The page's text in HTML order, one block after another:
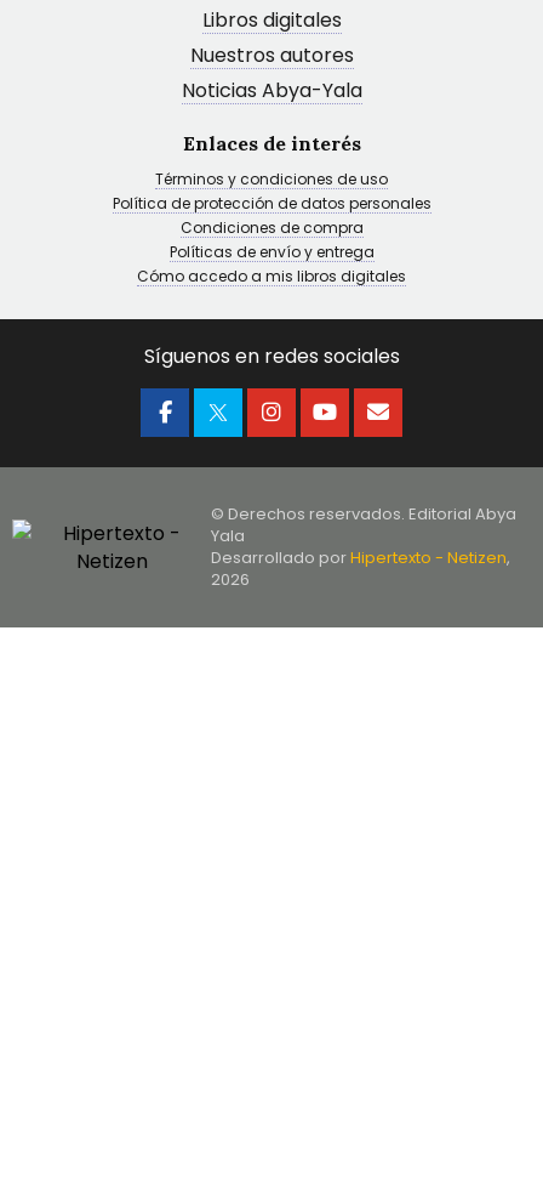
Libros digitales
Nuestros autores
Noticias Abya-Yala
Enlaces de interés
Términos y condiciones de uso
Política de protección de datos personales
Condiciones de compra
Políticas de envío y entrega
Cómo accedo a mis libros digitales
Síguenos en redes sociales
© Derechos reservados. Editorial Abya
Yala
Desarrollado porHipertexto - Netizen,
2026